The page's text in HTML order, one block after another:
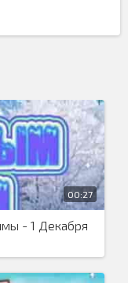
Значит скоро
00:27
- 1 Декабря